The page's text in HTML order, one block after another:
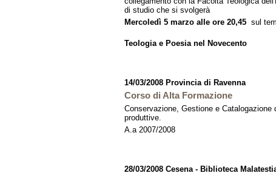
di studio che si svolgerà
Mercoledì 5 marzo alle ore 20,45 sul
Teologia e Poesia nel Novecento
14/03/2008 Provincia di Ravenna
Corso di Alta Formazione
Conservazione, Gestione e
produttive.
A.a 2007/2008
28/03/2008 Cesena - Biblioteca